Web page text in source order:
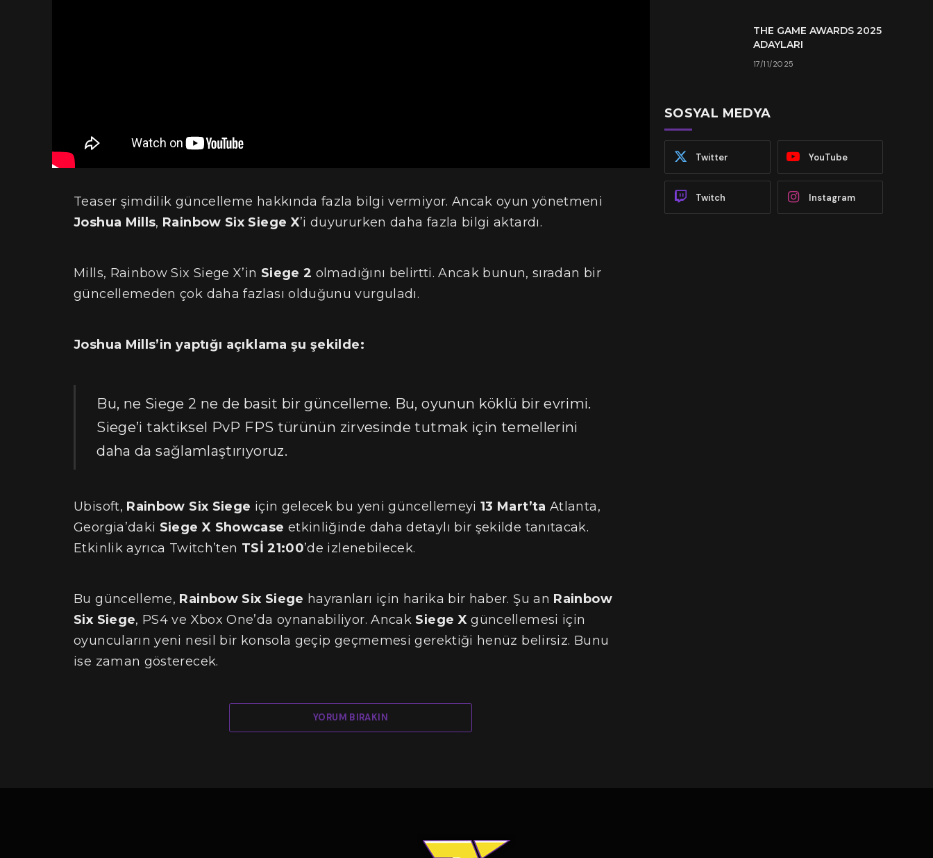
Teaser şimdilik güncelleme hakkında fazla bilgi vermiyor. Ancak oyun yönetmeni
Joshua Mills, Rainbow Six Siege X’i duyururken daha fazla bilgi aktardı.
Mills, Rainbow Six Siege X’in Siege 2 olmadığını belirtti. Ancak bunun, sıradan bir
güncellemeden çok daha fazlası olduğunu vurguladı.
Joshua Mills’in yaptığı açıklama şu şekilde:
Bu, ne Siege 2 ne de basit bir güncelleme. Bu, oyunun köklü bir evrimi.
Siege’i taktiksel PvP FPS türünün zirvesinde tutmak için temellerini
daha da sağlamlaştırıyoruz.
Ubisoft, Rainbow Six Siege için gelecek bu yeni güncellemeyi13 Mart’ta Atlanta,
Georgia’daki Siege X Showcase etkinliğinde daha detaylı bir şekilde tanıtacak.
Etkinlik ayrıca Twitch’ten TSİ 21:00’de izlenebilecek.
Bu güncelleme, Rainbow Six Siege hayranları için harika bir haber. Şu an Rainbow
Six Siege, PS4 ve Xbox One’da oynanabiliyor. Ancak Siege Xgüncellemesi için
oyuncuların yeni nesil bir konsola geçip geçmemesi gerektiği henüz belirsiz. Bunu
ise zaman gösterecek.
YORUM BIRAKIN
THE GAME AWARDS 2025
ADAYLARI
17/11/2025
SOSYAL MEDYA
Twitter YouTube
Twitch Instagram